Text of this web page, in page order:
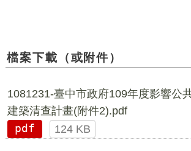
檔案下載（或附件）
1081231-臺中市政府109年度影響公
建築清查計畫(附件2).pdf
pdf
124 KB